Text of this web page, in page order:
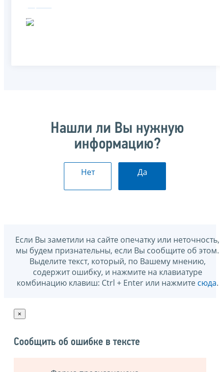
Нашли ли Вы нужную
информацию?
Нет Да
Если Вы заметили на сайте опечатку или неточность,
мы будем признательны, если Вы сообщите об этом.
Выделите текст, который, по Вашему мнению,
содержит ошибку, и нажмите на клавиатуре
комбинацию клавиш: Ctrl + Enter или нажмите сюда.
×
Сообщить об ошибке в тексте